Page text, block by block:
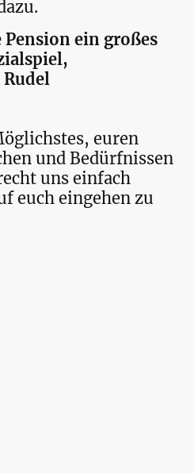
ein großes
euren
und Bedürfnissen
uns einfach
euch eingehen zu